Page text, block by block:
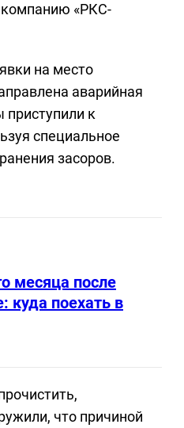
«РКС-
на место
аварийная
приступили к
специальное
засоров.
месяца после
куда поехать в
что причиной